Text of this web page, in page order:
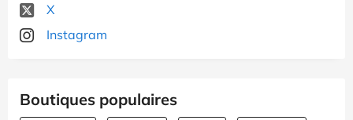
X
Instagram
Boutiques populaires